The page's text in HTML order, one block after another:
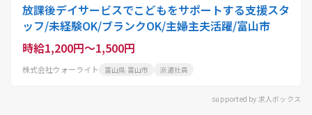
放課後デイサービスでこどもをサポートする支援スタ
ッフ/未経験OK/ブランクOK/主婦主夫活躍/富山市
時給1,200円～1,500円
株式会社ウォーライト 富山県 富山市 派遣社員
supported by 求人ボックス